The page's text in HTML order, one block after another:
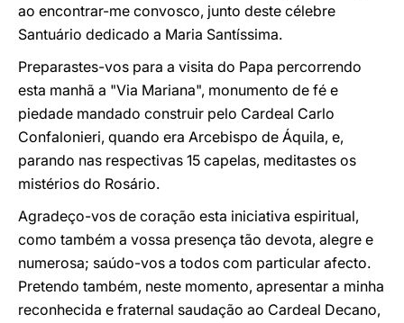
ao encontrar-me convosco, junto deste célebre
Santuário dedicado a Maria Santíssima.
Preparastes-vos para a visita do Papa percorrendo
esta manhã a "Via Mariana", monumento de fé e
piedade mandado construir pelo Cardeal Carlo
Confalonieri, quando era Arcebispo de Áquila, e,
parando nas respectivas 15 capelas, meditastes os
mistérios do Rosário.
Agradeço-vos de coração esta iniciativa espiritual,
como também a vossa presença tão devota, alegre e
numerosa; saúdo-vos a todos com particular afecto.
Pretendo também, neste momento, apresentar a minha
reconhecida e fraternal saudação ao Cardeal Decano,